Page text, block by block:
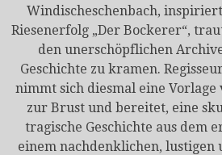
Windisch­eschenbach,
Riesenerfolg „Der Bockerer“,
den unerschöpflichen
Geschichte zu kramen.
nimmt sich diesmal eine Vorlage
zur Brust und bereitet, eine
tragische Geschichte aus dem
einem nachdenklichen, lustigen